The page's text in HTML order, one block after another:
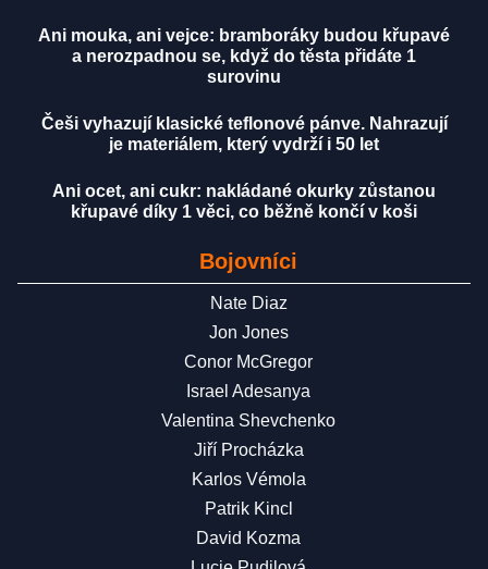
Ani mouka, ani vejce: bramboráky budou křupavé
a nerozpadnou se, když do těsta přidáte 1
surovinu
Češi vyhazují klasické teflonové pánve. Nahrazují
je materiálem, který vydrží i 50 let
Ani ocet, ani cukr: nakládané okurky zůstanou
křupavé díky 1 věci, co běžně končí v koši
Bojovníci
Nate Diaz
Jon Jones
Conor McGregor
Israel Adesanya
Valentina Shevchenko
Jiří Procházka
Karlos Vémola
Patrik Kincl
David Kozma